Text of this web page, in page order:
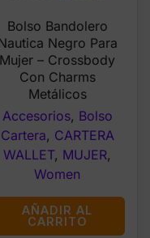
was:
$65.00.
is:
Bolso Bandolero
Negro Para
Mujer – Crossbody
Con Charms
Metálicos
Accesorios, Bolso
Cartera, CARTERA
WALLET, MUJER,
Women
AÑADIR AL
CARRITO